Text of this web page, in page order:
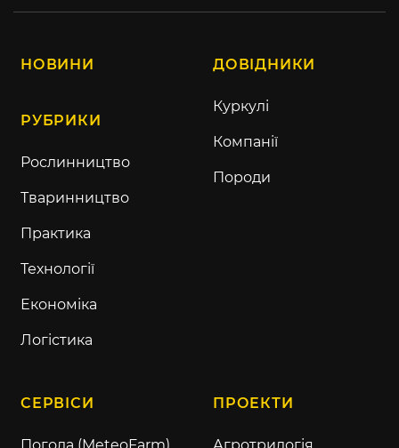
НОВИНИ
РУБРИКИ
Рослинництво
Тваринництво
Практика
Технології
Економіка
Логістика
ДОВІДНИКИ
Куркулі
Компанії
Породи
СЕРВІСИ ПРОЕКТИ